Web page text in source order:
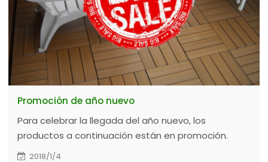
Promoción de año nuevo
Para celebrar la llegada del año nuevo, los
productos a continuación están en promoción.
2018/1/4